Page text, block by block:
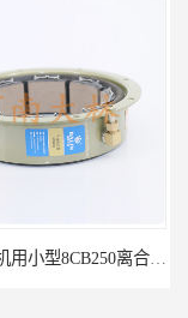
型4CB200离合器刹车